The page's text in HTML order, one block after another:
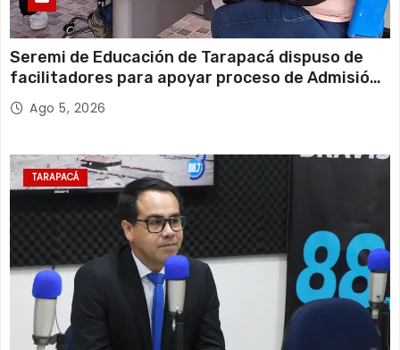
Seremi de Educación de Tarapacá dispuso de
facilitadores para apoyar proceso de Admisión
Escolar 2027
Ago 5, 2026
TARAPACÁ